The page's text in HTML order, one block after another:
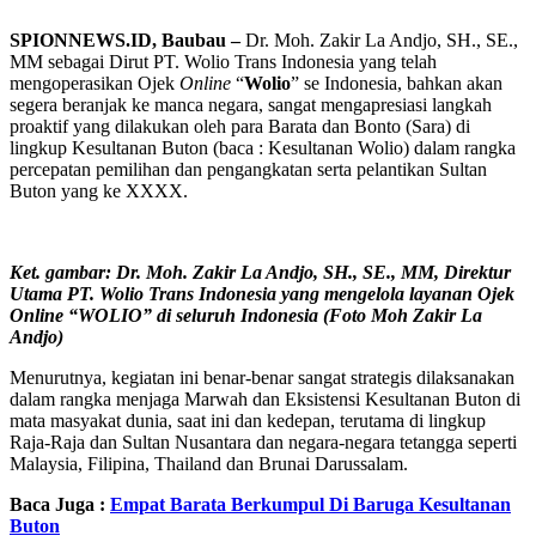
SPIONNEWS.ID, Baubau –Dr. Moh. Zakir La Andjo, SH., SE.,
MM sebagai Dirut PT. Wolio Trans Indonesia yang telah
mengoperasikan Ojek Online “Wolio” se Indonesia, bahkan akan
segera beranjak ke manca negara, sangat mengapresiasi langkah
proaktif yang dilakukan oleh para Barata dan Bonto (Sara) di
lingkup Kesultanan Buton (baca : Kesultanan Wolio) dalam rangka
percepatan pemilihan dan pengangkatan serta pelantikan Sultan
Buton yang ke XXXX.
Ket. gambar: Dr. Moh. Zakir La Andjo, SH., SE., MM, Direktur
Utama PT. Wolio Trans Indonesia yang mengelola layanan Ojek
Online “WOLIO” di seluruh Indonesia (Foto Moh Zakir La
Andjo)
Menurutnya, kegiatan ini benar-benar sangat strategis dilaksanakan
dalam rangka menjaga Marwah dan Eksistensi Kesultanan Buton di
mata masyakat dunia, saat ini dan kedepan, terutama di lingkup
Raja-Raja dan Sultan Nusantara dan negara-negara tetangga seperti
Malaysia, Filipina, Thailand dan Brunai Darussalam.
Baca Juga : Empat Barata Berkumpul Di Baruga Kesultanan
Buton